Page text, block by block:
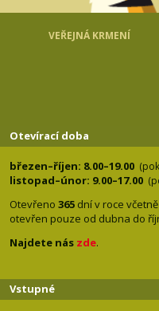
VEŘEJNÁ KRMENÍ
Otevírací doba
březen–říjen: 8.00–19.00
listopad–únor: 9.00–17.00
Otevřeno 365 dní v roce
otevřen pouze od dubna do
Najdete nás zde.
Vstupné